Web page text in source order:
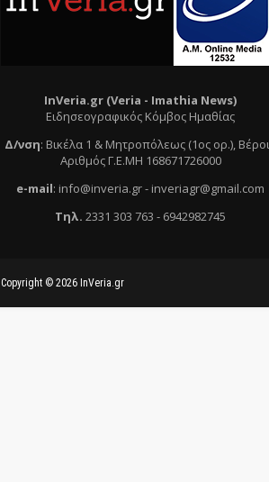
InVeria.gr (Veria - Ιmathia News)
Ειδησεογραφικός Κόμβος Ημαθίας
Δ/νση: Βικέλα 1 & Μητροπόλεως (1ος ορ.),
Αριθμός Γ.Ε.ΜΗ 168671726000
e-mail: info@inveria.gr- inveriagr@gmail.com
Τηλ. 2331 303 763 - 6942982745
Copyright © 2026 InVeria.gr